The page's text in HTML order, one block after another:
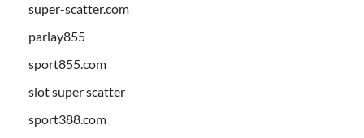
super-scatter.com
parlay855
sport855.com
slot super scatter
sport388.com